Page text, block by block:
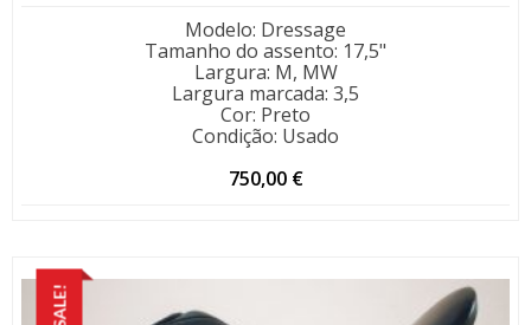
Modelo: Dressage
Tamanho do assento: 17,5"
Largura: M, MW
Largura marcada: 3,5
Cor: Preto
Condição: Usado
750,00 €
SALE!